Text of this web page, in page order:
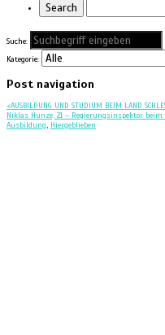
Suche:
Kategorie:
Post navigation
<AUSBILDUNG UND STUDIUM BEIM LAND
Niklas Hunze, 21 – Regierungsinspektor
Ausbildung, Hiergeblieben